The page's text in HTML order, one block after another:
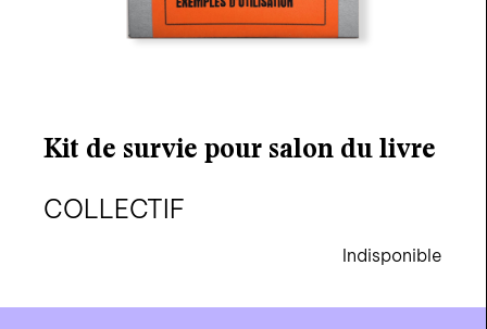
Kit de survie pour salon du livre
COLLECTIF
Indisponible